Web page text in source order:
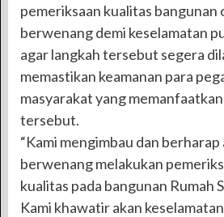
pemeriksaan kualitas bangunan
berwenang demi keselamatan
agar langkah tersebut segera
memastikan keamanan para
masyarakat yang
tersebut.
“Kami mengimbau dan
berwenang melakukan
kualitas pada bangunan Rumah
Kami khawatir akan